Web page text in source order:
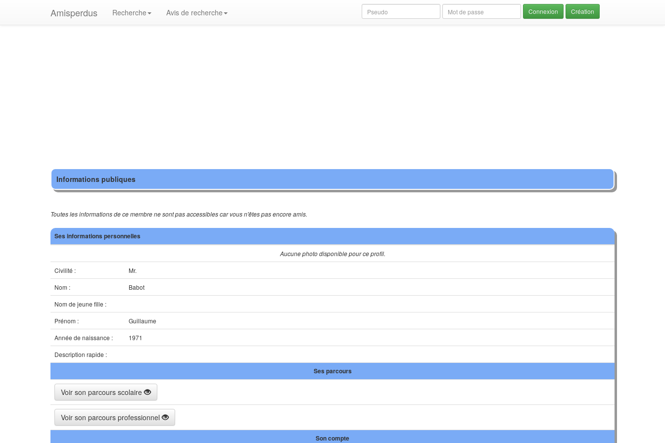
Amisperdus Recherche Avis de recherche Création
Informations publiques
Toutes les informations de ce membre ne sont pas accessibles car vous n'êtes pas encore amis.
Ses informations personnelles
Aucune photo disponible pour ce profil.
Civilité :
Mr.
Nom :
Babot
Nom de jeune fille :
Prénom :
Guillaume
Année de naissance :
1971
Description rapide :
Ses parcours
Voir son parcours scolaire
Voir son parcours professionnel
Son compte